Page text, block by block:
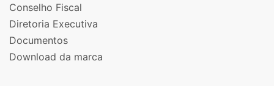
Conselho Fiscal
Diretoria Executiva
Documentos
Download da marca